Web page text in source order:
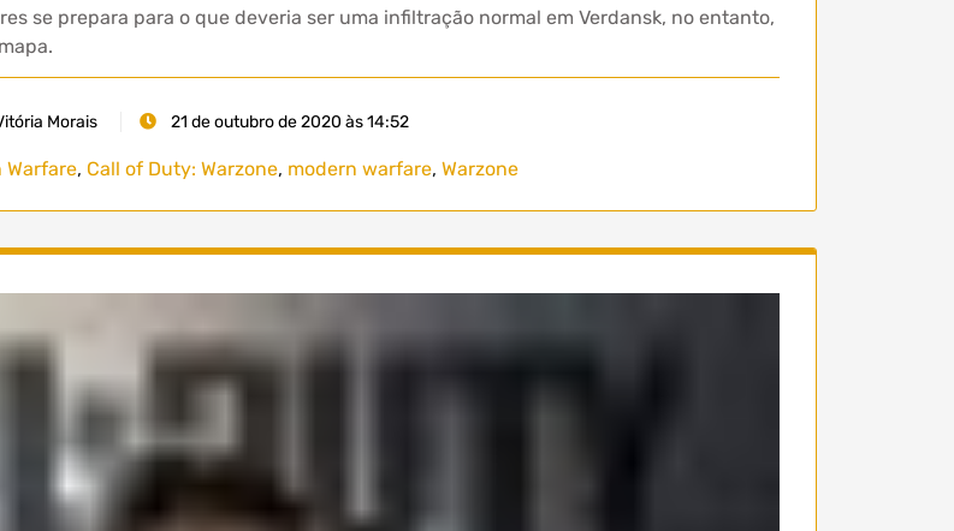
se prepara para o que deveria ser uma infiltração normal em Verdansk, no entanto,
Morais 21 de outubro de 2020 às 14:52
Warfare, Call of Duty: Warzone, modern warfare, Warzone